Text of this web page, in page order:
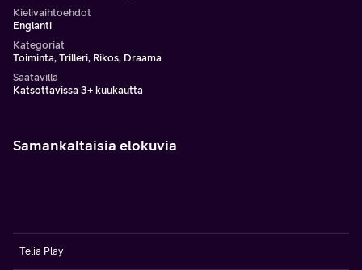
Kielivaihtoehdot
Englanti
Kategoriat
Toiminta, Trilleri, Rikos, Draama
Saatavilla
Katsottavissa 3+ kuukautta
Samankaltaisia elokuvia
Telia Play